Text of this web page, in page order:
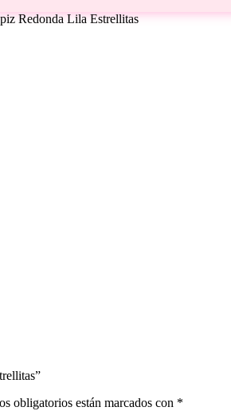
Redonda Lila Estrellitas
obligatorios están marcados con *